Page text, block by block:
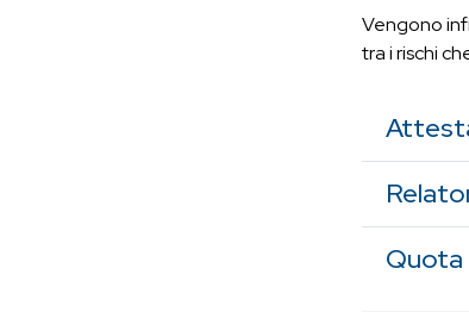
Vengono
tra i rischi
Quota